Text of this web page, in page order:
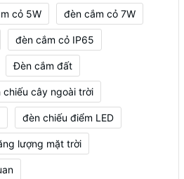
cỏ 5W đèn cắm cỏ 7W
đèn cắm cỏ IP65
Đèn cắm đất
chiếu cây ngoài trời
đèn chiếu điểm LED
lượng mặt trời